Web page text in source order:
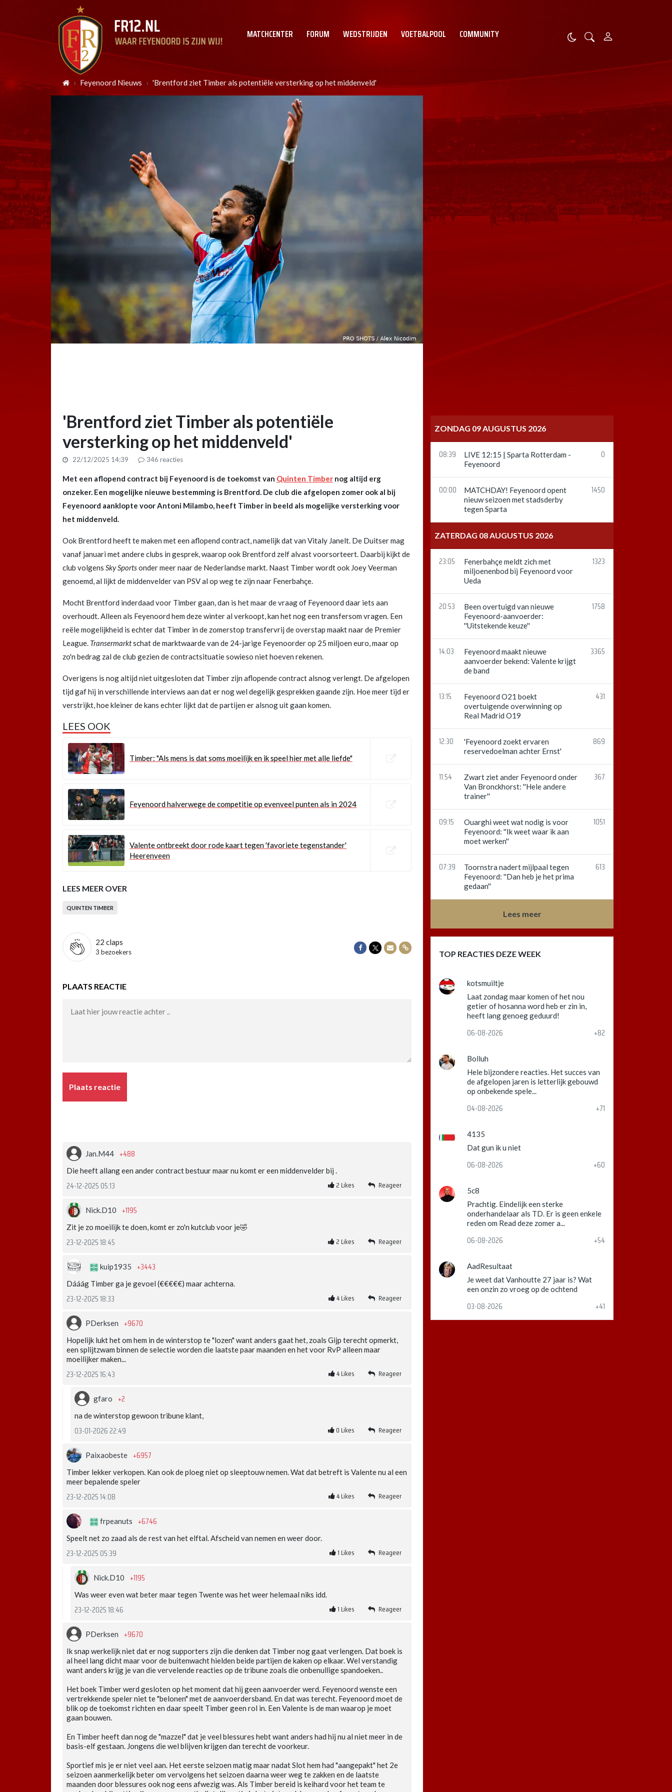
MATCHCENTER FORUM WEDSTRIJDEN VOETBALPOOL COMMUNITY
Feyenoord Nieuws 'Brentford ziet Timber als potentiële versterking op het middenveld'
'Brentford ziet Timber als potentiële
versterking op het middenveld'
22/12/2025 14:39 346 reacties
Met een aflopend contract bij Feyenoord is de toekomst van Quinten Timber nog altijd erg
onzeker. Een mogelijke nieuwe bestemming is Brentford. De club die afgelopen zomer ook al bij
Feyenoord aanklopte voor Antoni Milambo, heeft Timber in beeld als mogelijke versterking voor
het middenveld.
Ook Brentford heeft te maken met een aflopend contract, namelijk dat van Vitaly Janelt. De Duitser mag
vanaf januari met andere clubs in gesprek, waarop ook Brentford zelf alvast voorsorteert. Daarbij kijkt de
club volgens Sky Sportsonder meer naar de Nederlandse markt. Naast Timber wordt ook Joey Veerman
genoemd, al lijkt de middenvelder van PSV al op weg te zijn naar Fenerbahçe.
Mocht Brentford inderdaad voor Timber gaan, dan is het maar de vraag of Feyenoord daar iets aan
overhoudt. Alleen als Feyenoord hem deze winter al verkoopt, kan het nog een transfersom vragen. Een
reële mogelijkheid is echter dat Timber in de zomerstop transfervrij de overstap maakt naar de Premier
League. Transermarktschat de marktwaarde van de 24-jarige Feyenoorder op 25 miljoen euro, maar op
zo'n bedrag zal de club gezien de contractsituatie sowieso niet hoeven rekenen.
Overigens is nog altijd niet uitgesloten dat Timber zijn aflopende contract alsnog verlengt. De afgelopen
tijd gaf hij in verschillende interviews aan dat er nog wel degelijk gesprekken gaande zijn. Hoe meer tijd er
verstrijkt, hoe kleiner de kans echter lijkt dat de partijen er alsnog uit gaan komen.
LEES OOK
Timber: "Als mens is dat soms moeilijk en ik speel hier met alle liefde"
Feyenoord halverwege de competitie op evenveel punten als in 2024
Valente ontbreekt door rode kaart tegen 'favoriete tegenstander'
Heerenveen
LEES MEER OVER
QUINTEN TIMBER
22 claps
3 bezoekers
Delen op Facebook
Delen op Twitter
Delen via Mail
Delen via link
PLAATS REACTIE
Plaats reactie
Jan.M44 +488
Die heeft allang een ander contract bestuur maar nu komt er een middenvelder bij .
24-12-2025 05:13 2 Likes Reageer
Nick.D10 +1195
Zit je zo moeilijk te doen, komt er zo'n kutclub voor je🤣
23-12-2025 18:45 2 Likes Reageer
kuip1935 +3443
Dááág Timber ga je gevoel (€€€€€) maar achterna.
23-12-2025 18:33 4Likes Reageer
PDerksen +9670
Hopelijk lukt het om hem in de winterstop te "lozen" want anders gaat het, zoals Gijp terecht opmerkt,
een splijtzwam binnen de selectie worden die laatste paar maanden en het voor RvP alleen maar
moeilijker maken...
23-12-2025 16:43 4Likes Reageer
gfaro +2
na de winterstop gewoon tribune klant,
03-01-2026 22:49 0 Likes Reageer
Paixaobeste +6957
Timber lekker verkopen. Kan ook de ploeg niet op sleeptouw nemen. Wat dat betreft is Valente nu al een
meer bepalende speler
23-12-2025 14:08 4Likes Reageer
frpeanuts +6746
Speelt net zo zaad als de rest van het elftal. Afscheid van nemen en weer door.
23-12-2025 05:39 1 Likes Reageer
Nick.D10 +1195
Was weer even wat beter maar tegen Twente was het weer helemaal niks idd.
23-12-2025 18:46 1 Likes Reageer
PDerksen +9670
Ik snap werkelijk niet dat er nog supporters zijn die denken dat Timber nog gaat verlengen. Dat boek is
al heel lang dicht maar voor de buitenwacht hielden beide partijen de kaken op elkaar. Wel verstandig
want anders krijg je van die vervelende reacties op de tribune zoals die onbenullige spandoeken..
Het boek Timber werd gesloten op het moment dat hij geen aanvoerder werd. Feyenoord wenste een
vertrekkende speler niet te "belonen" met de aanvoerdersband. En dat was terecht. Feyenoord moet de
blik op de toekomst richten en daar speelt Timber geen rol in. Een Valente is de man waarop je moet
gaan bouwen.
En Timber heeft dan nog de "mazzel" dat je veel blessures hebt want anders had hij nu al niet meer in de
basis-elf gestaan. Jongens die wel blijven krijgen dan terecht de voorkeur.
Sportief mis je er niet veel aan. Het eerste seizoen matig maar nadat Slot hem had "aangepakt" het 2e
seizoen aanmerkelijk beter om vervolgens het seizoen daarna weer weg te zakken en de laatste
maanden door blessures ook nog eens afwezig was. Als Timber bereid is keihard voor het team te
ZONDAG 09 AUGUSTUS 2026
08:39
LIVE 12:15 | Sparta Rotterdam -
Feyenoord
0
00:00
MATCHDAY! Feyenoord opent
nieuw seizoen met stadsderby
tegen Sparta
1450
ZATERDAG 08 AUGUSTUS 2026
23:05
Fenerbahçe meldt zich met
miljoenenbod bij Feyenoord voor
Ueda
1323
20:53
Been overtuigd van nieuwe
Feyenoord-aanvoerder:
''Uitstekende keuze''
1758
14:03
Feyenoord maakt nieuwe
aanvoerder bekend: Valente krijgt
de band
3365
13:15
Feyenoord O21 boekt
overtuigende overwinning op
Real Madrid O19
431
12:30
'Feyenoord zoekt ervaren
reservedoelman achter Ernst'
869
11:54
Zwart ziet ander Feyenoord onder
Van Bronckhorst: ''Hele andere
trainer''
367
09:15
Ouarghi weet wat nodig is voor
Feyenoord: ''Ik weet waar ik aan
moet werken''
1051
07:39
Toornstra nadert mijlpaal tegen
Feyenoord: ''Dan heb je het prima
gedaan''
613
Lees meer
TOP REACTIES DEZE WEEK
kotsmuiltje
Laat zondag maar komen of het nou
getier of hosanna word heb er zin in,
heeft lang genoeg geduurd!
06-08-2026 +82
Bolluh
Hele bijzondere reacties. Het succes van
de afgelopen jaren is letterlijk gebouwd
op onbekende spele...
04-08-2026 +71
4135
Dat gun ik u niet
06-08-2026 +60
5c8
Prachtig. Eindelijk een sterke
onderhandelaar als TD. Er is geen enkele
reden om Read deze zomer a...
06-08-2026 +54
AadResultaat
Je weet dat Vanhoutte 27 jaar is? Wat
een onzin zo vroeg op de ochtend
03-08-2026 +41